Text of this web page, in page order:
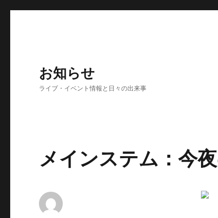
お知らせ
ライブ・イベント情報と日々の出来事
メインステム：今